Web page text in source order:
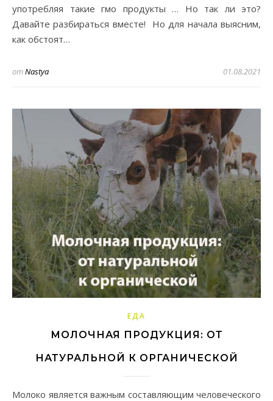
употребляя такие гмо продукты … Но так ли это?
Давайте разбираться вместе! Но для начала выясним,
как обстоят…
отNastya 01.08.2021
ЕДА
МОЛОЧНАЯ ПРОДУКЦИЯ: ОТ
НАТУРАЛЬНОЙ К ОРГАНИЧЕСКОЙ
Молоко является важным составляющим человеческого